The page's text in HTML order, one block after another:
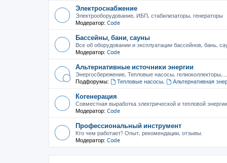
Электроснабжение
Электрооборудование, ИБП, стабилизаторы, генераторы
Модератор: Code
Бассейны, бани, сауны
Все об оборудовании и эксплуатации бассейнов, бань,
Модератор: Code
Альтернативные источники энергии
Энергосбережение, Тепловые насосы, гелиоколлекторы,...
Подфорумы:
Тепловые насосы, Альтернативная
Когенерация
Совместная выработка электрической и тепловой энергии
Модератор: Code
Профессиональный инструмент
Кто чем работает? Опыт, рекомендации, отзывы.
Модератор: Code